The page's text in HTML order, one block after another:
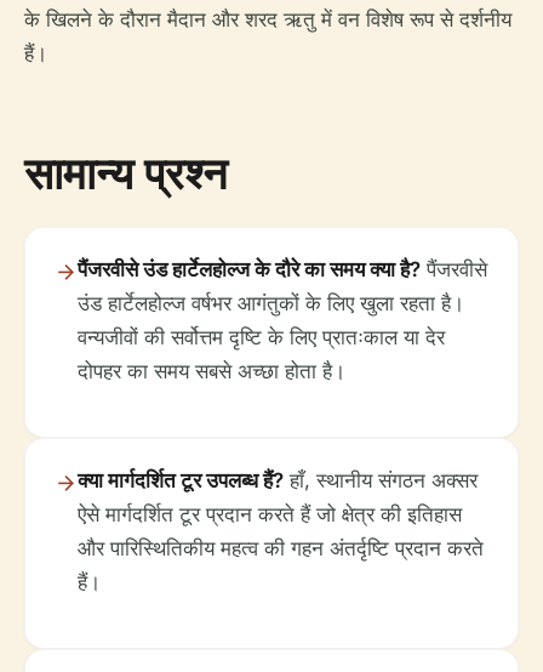
के खिलने के दौरान मैदान और शरद ऋतु में वन विशेष रूप से दर्शनीय
हैं।
सामान्य प्रश्न
पैंजरवीसे उंड हार्टेलहोल्ज के दौरे का समय क्या है? पैंजरवीसे
उंड हार्टेलहोल्ज वर्षभर आगंतुकों के लिए खुला रहता है।
वन्यजीवों की सर्वोत्तम दृष्टि के लिए प्रातःकाल या देर
दोपहर का समय सबसे अच्छा होता है।
क्या मार्गदर्शित टूर उपलब्ध हैं? हाँ, स्थानीय संगठन अक्सर
ऐसे मार्गदर्शित टूर प्रदान करते हैं जो क्षेत्र की इतिहास
और पारिस्थितिकीय महत्व की गहन अंतर्दृष्टि प्रदान करते
हैं।